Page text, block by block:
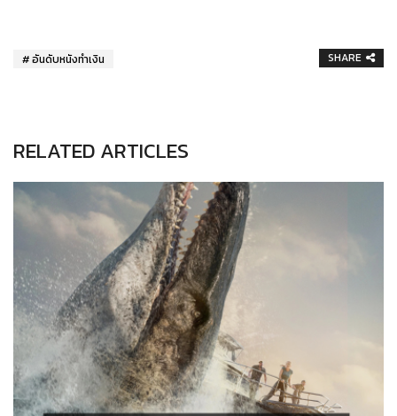
อันดับหนังทำเงิน SHARE
RELATED ARTICLES